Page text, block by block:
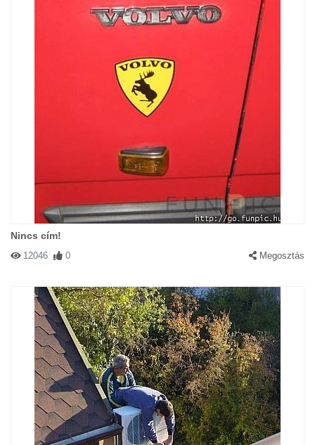
Nincs cím!
12046 0 Megosztás